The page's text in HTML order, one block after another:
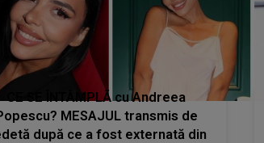
CE SE ÎNTÂMPLĂ cu Andreea
MESAJUL transmis de
după ce a fost externată din